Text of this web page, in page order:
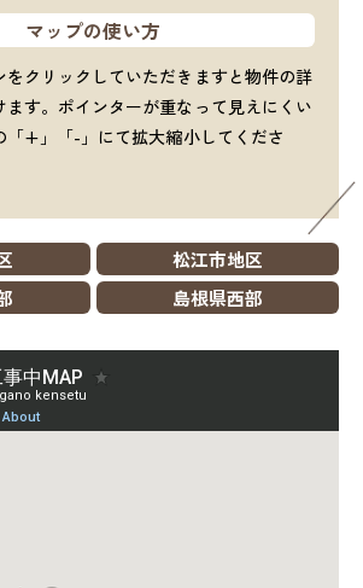
マップの使い方
クリックしていただきますと物件の詳
す。ポインターが重なって見えにくい
「+」「-」にて拡大縮小してくださ
松江市地区
島根県西部